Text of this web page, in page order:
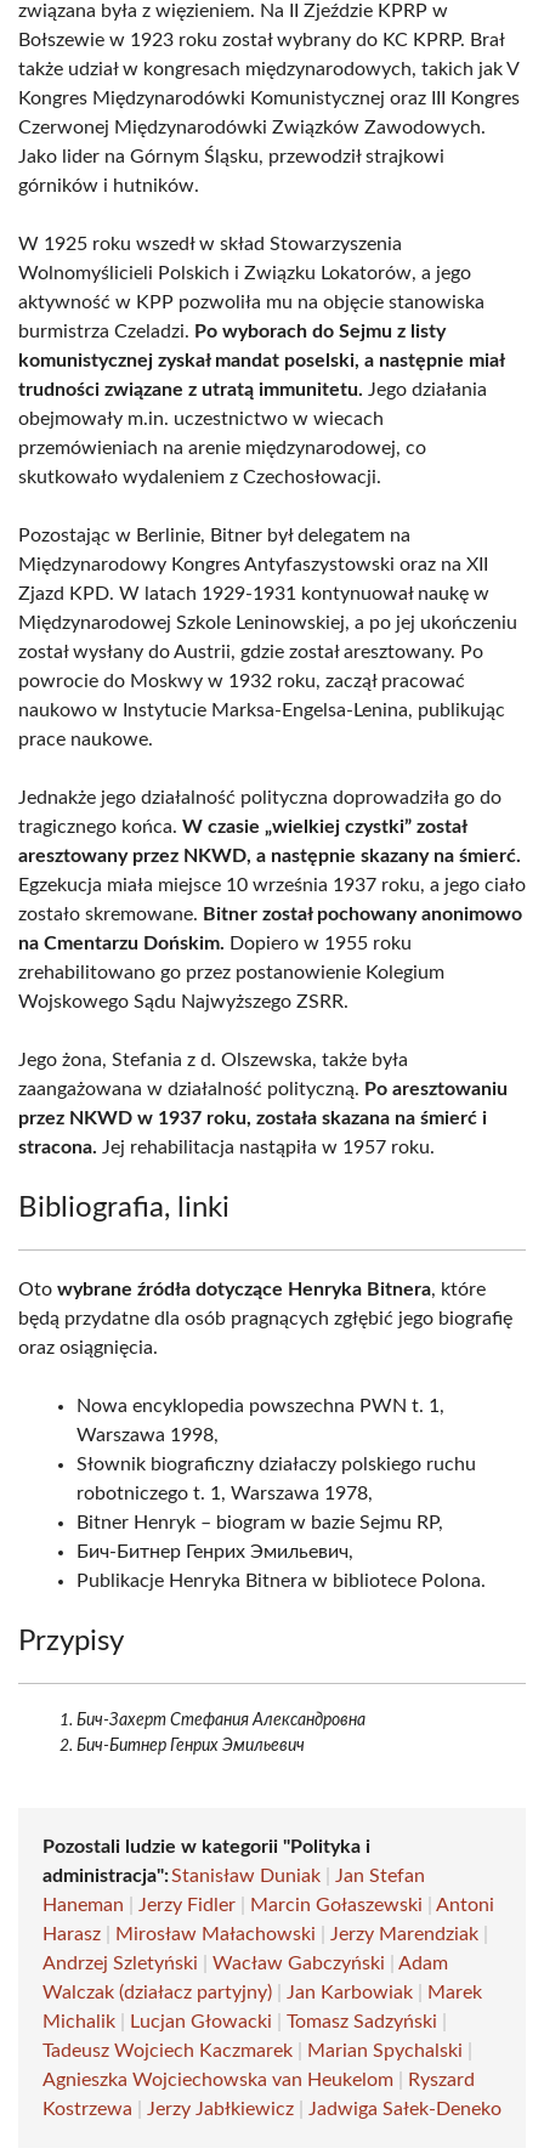
związana była z więzieniem. Na II Zjeździe KPRP w
Bołszewie w 1923 roku został wybrany do KC KPRP. Brał
także udział w kongresach międzynarodowych, takich jak V
Kongres Międzynarodówki Komunistycznej oraz III Kongres
Czerwonej Międzynarodówki Związków Zawodowych.
Jako lider na Górnym Śląsku, przewodził strajkowi
górników i hutników.
W 1925 roku wszedł w skład Stowarzyszenia
Wolnomyślicieli Polskich i Związku Lokatorów, a jego
aktywność w KPP pozwoliła mu na objęcie stanowiska
burmistrza Czeladzi. Po wyborach do Sejmu z listy
komunistycznej zyskał mandat poselski, a następnie miał
trudności związane z utratą immunitetu. Jego działania
obejmowały m.in. uczestnictwo w wiecach
przemówieniach na arenie międzynarodowej, co
skutkowało wydaleniem z Czechosłowacji.
Pozostając w Berlinie, Bitner był delegatem na
Międzynarodowy Kongres Antyfaszystowski oraz na XII
Zjazd KPD. W latach 1929-1931 kontynuował naukę w
Międzynarodowej Szkole Leninowskiej, a po jej ukończeniu
został wysłany do Austrii, gdzie został aresztowany. Po
powrocie do Moskwy w 1932 roku, zaczął pracować
naukowo w Instytucie Marksa-Engelsa-Lenina, publikując
prace naukowe.
Jednakże jego działalność polityczna doprowadziła go do
tragicznego końca. W czasie „wielkiej czystki” został
aresztowany przez NKWD, a następnie skazany na śmierć.
Egzekucja miała miejsce 10 września 1937 roku, a jego ciało
zostało skremowane. Bitner został pochowany anonimowo
na Cmentarzu Dońskim. Dopiero w 1955 roku
zrehabilitowano go przez postanowienie Kolegium
Wojskowego Sądu Najwyższego ZSRR.
Jego żona, Stefania z d. Olszewska, także była
zaangażowana w działalność polityczną. Po aresztowaniu
przez NKWD w 1937 roku, została skazana na śmierć i
stracona. Jej rehabilitacja nastąpiła w 1957 roku.
Bibliografia, linki
Oto wybrane źródła dotyczące Henryka Bitnera, które
będą przydatne dla osób pragnących zgłębić jego biografię
oraz osiągnięcia.
Nowa encyklopedia powszechna PWN t. 1,
Warszawa 1998,
Słownik biograficzny działaczy polskiego ruchu
robotniczego t. 1, Warszawa 1978,
Bitner Henryk – biogram w bazie Sejmu RP,
Бич-Битнер Генрих Эмильевич,
Publikacje Henryka Bitnera w bibliotece Polona.
Przypisy
Бич-Захерт Стефания Александровна
Бич-Битнер Генрих Эмильевич
Pozostali ludzie w kategorii "Polityka i
administracja":Stanisław Duniak
Jan Stefan
Haneman
Jerzy Fidler Marcin Gołaszewski
Antoni
Harasz
Mirosław Małachowski Jerzy Marendziak
Andrzej Szletyński
Wacław Gabczyński
Adam
Walczak (działacz partyjny)
Jan Karbowiak
Marek
Michalik
Lucjan Głowacki Tomasz Sadzyński
Tadeusz Wojciech Kaczmarek
Marian Spychalski
Agnieszka Wojciechowska van Heukelom
Ryszard
Kostrzewa
Jerzy Jabłkiewicz Jadwiga Sałek-Deneko